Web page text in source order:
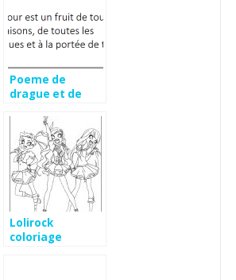
Poeme de
drague et de
Lolirock
coloriage